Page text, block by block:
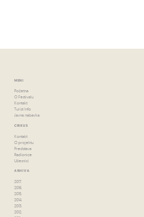
MENI
Početna
O Festivalu
Kontakt
Turist Info
Javna nabavka
CIRKUS
Kontakt
O projektu
Predstava
Radionice
Učesnici
ARHIVA
2017.
2016.
2015.
2014.
2013.
2012.